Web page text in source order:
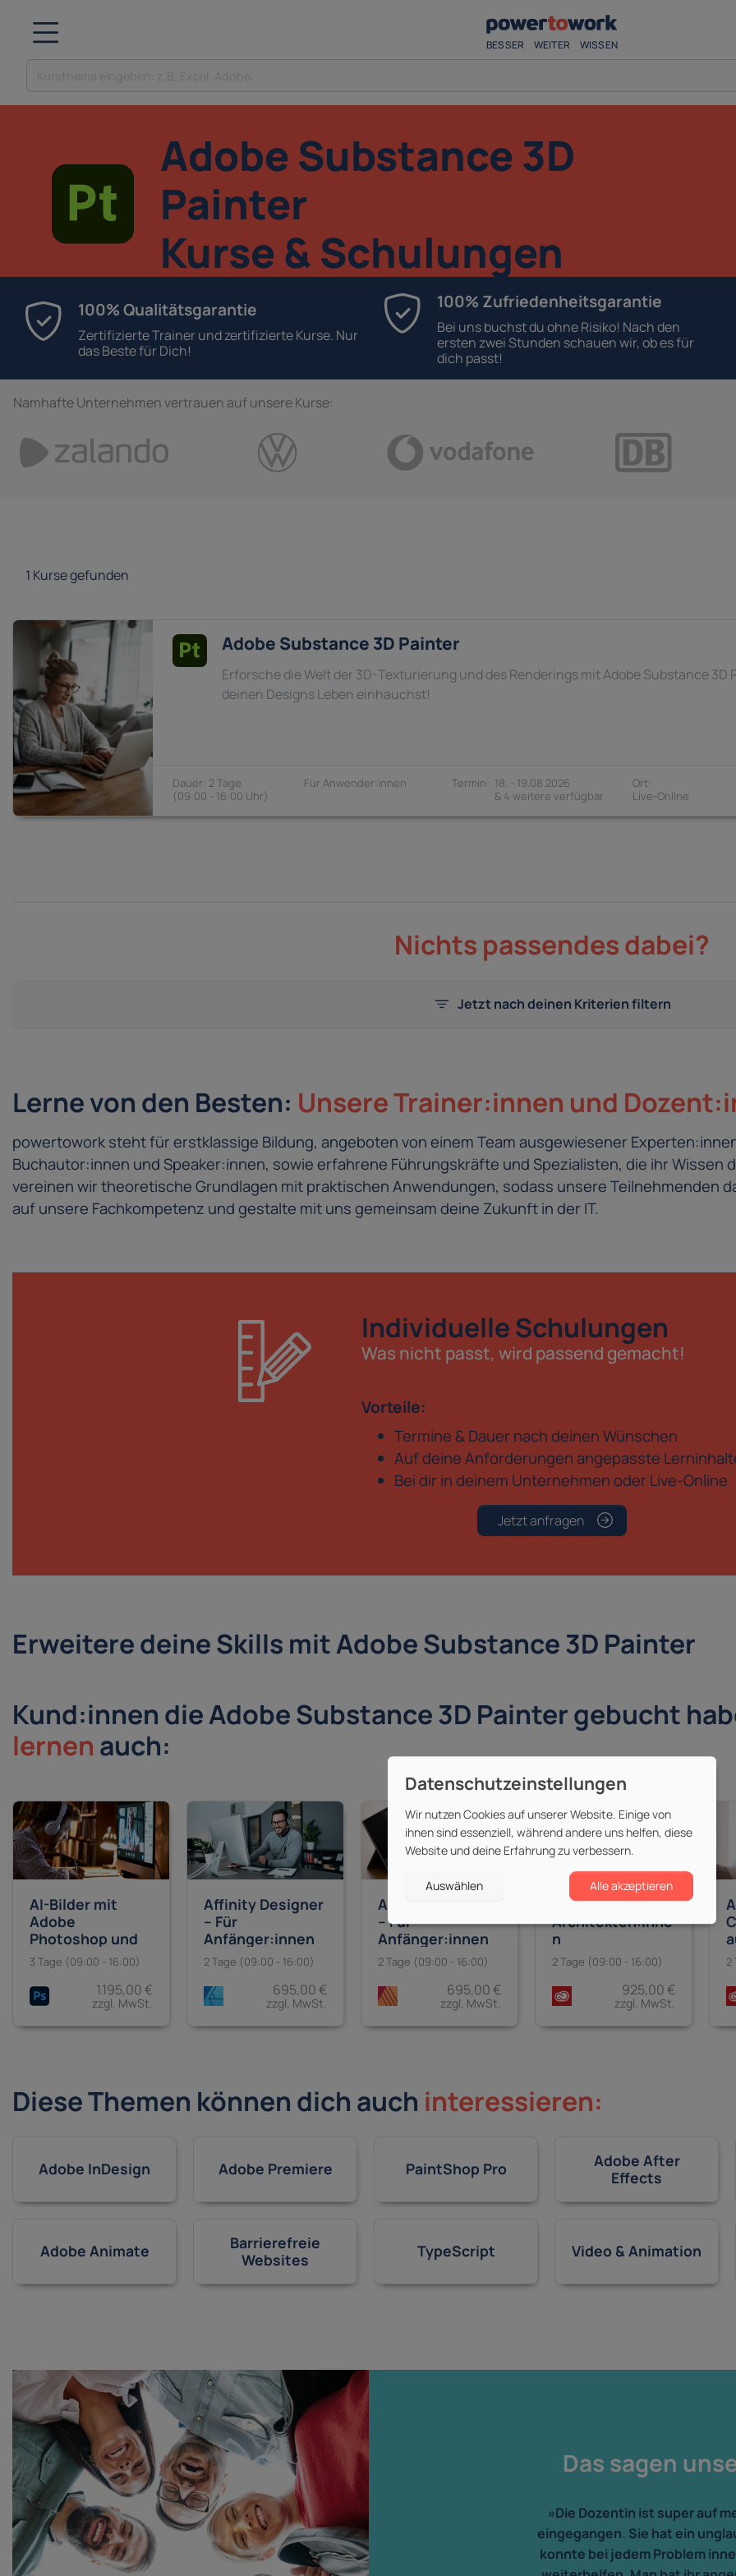
BESSER WEITER WISSEN
Adobe Substance 3D
Painter
Kurse & Schulungen
100% Qualitätsgarantie
Zertifizierte Trainer und zertifizierte Kurse. Nur
das Beste für Dich!
100% Zufriedenheitsgarantie
Bei uns buchst du ohne Risiko! Nach den
ersten zwei Stunden schauen wir, ob es für
dich passt!
Namhafte Unternehmen vertrauen auf unsere Kurse:
1 Kurse gefunden
Adobe Substance 3D Painter
Erforsche die Welt der 3D-Texturierung und des Renderings mit Adobe Substance 3D
deinen Designs Leben einhauchst!
2 Tage
09:00 - 16:00
Anwender:innen
18. - 19.08.2026
& 4 weitere verfügbar
Nichts passendes dabei?
Jetzt nach deinen Kriterien filtern
Lerne von den Besten: Unsere Trainer:innen und
powertowork steht für erstklassige Bildung, angeboten von einem Team ausgewiesener
Buchautor:innen und Speaker:innen, sowie erfahrene Führungskräfte und Spezialisten, die ihr Wissen
vereinen wir theoretische Grundlagen mit praktischen Anwendungen, sodass unsere Teilnehmenden
auf unsere Fachkompetenz und gestalte mit uns gemeinsam deine Zukunft in der IT.
Individuelle Schulungen
Was nicht passt, wird passend gemacht!
Vorteile:
Termine & Dauer nach deinen Wünschen
Auf deine Anforderungen angepasste
Bei dir in deinem Unternehmen oder Live-Online
Jetzt anfragen
Erweitere deine Skills mit Adobe Substance 3D Painter
Kund:innen die Adobe Substance 3D Painter gebucht
lernen auch:
AI-Bilder mit
Adobe
Photoshop und
Midjourney
erstellen
3 Tage (09:00 - 16:00)
1.195,00 €
zzgl. MwSt.
Affinity Designer
– Für
Anfänger:innen
2 Tage (09:00 - 16:00)
695,00 €
zzgl. MwSt.
Affinity Publisher
– Für
Anfänger:innen
2 Tage (09:00 - 16:00)
695,00 €
zzgl. MwSt.
Adobe CC – Für
Architekten:inne
n
2 Tage (09:00 - 16:00)
925,00 €
zzgl. MwSt.
2
Diese Themen können dich auch interessieren:
Adobe InDesign
Adobe Animate
Adobe Premiere
Barrierefreie
Websites
PaintShop Pro
TypeScript
Adobe After
Effects
Video & Animation
Das sagen
»Die Dozentin ist super auf
eingegangen. Sie hat ein
konnte bei jedem Problem
Wir nutzen Cookies auf unserer Website. Einige von
ihnen sind essenziell, während andere uns helfen, diese
Website und deine Erfahrung zu verbessern.
Auswählen Alle akzeptieren